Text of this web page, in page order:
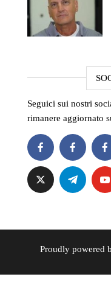
Seguici sui nostri
rimanere aggiornato
Proudly powered